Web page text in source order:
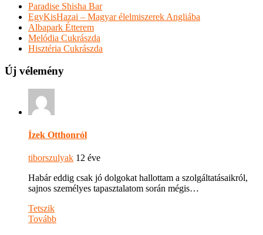
Paradise Shisha Bar
EgyKisHazai – Magyar élelmiszerek Angliába
Albapark Étterem
Melódia Cukrászda
Hisztéria Cukrászda
Új vélemény
Ízek Otthonról
tiborszulyak 12 éve
Habár eddig csak jó dolgokat hallottam a szolgáltatásaikról,
sajnos személyes tapasztalatom során mégis…
Tetszik
Tovább